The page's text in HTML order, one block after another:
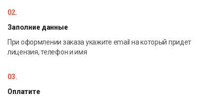
02.
Заполние данные
При оформлении заказа укажите email на который придет
лицензия, телефон и имя
03.
Оплатите